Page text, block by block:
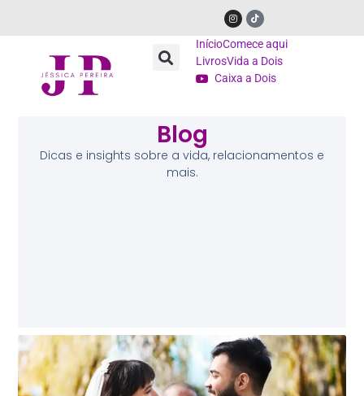
InícioComece aqui
LivrosVida a Dois
Caixa a Dois
Blog
Dicas e insights sobre a vida, relacionamentos e
mais.